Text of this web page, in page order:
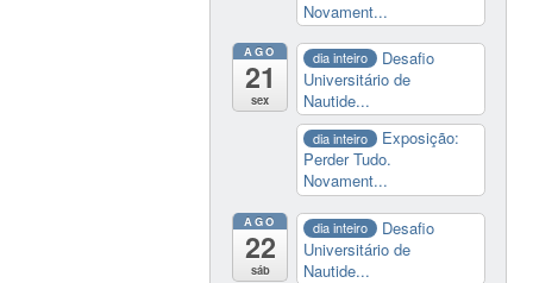
Novament...
AGO
21
sex
dia inteiro
Desafio
Universitário de
Nautide...
dia inteiro
Exposição:
Perder Tudo.
Novament...
AGO
22
sáb
dia inteiro
Desafio
Universitário de
Nautide...